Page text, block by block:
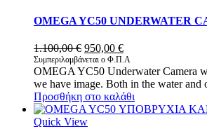
OMEGA YC50 UNDERWATER
1.100,00€ Original
price
was:
1.100,00 €.
950,00 €Η
τρέχουσα
τιμή
είναι:
950,00 €.
Συμπεριλαμβάνεται ο Φ.Π.Α
OMEGA YC50 Underwater Camera
we have image. Both in the water
Προσθήκη στο καλάθι
Quick View